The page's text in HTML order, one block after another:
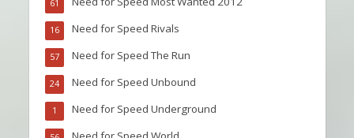
61
Need for Speed Rivals
16
Need for Speed The Run
57
Need for Speed Unbound
24
Need for Speed Underground
1